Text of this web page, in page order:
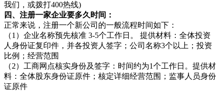
我们，或拨打400热线)
四、注册一家企业要多久时间：
正常来说，注册一个新公司的一般流程时间如下：
（1）企业名称预先核准 3-5个工作日。 提供材料：全体投资
人身份证复印件，并各投资人签字；公司名称3个以上；投资
比例；经营范围
（2）工商网点核实身份及签字：时间约为1个工作日。提供材
料：全体股东身份证原件；核定详细经营范围；监事人员身份
证原件